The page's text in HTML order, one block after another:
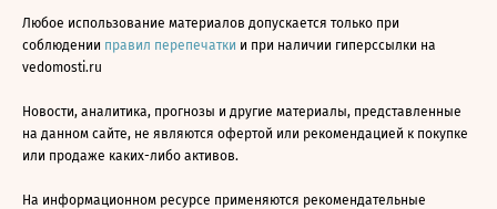
Любое использование материалов допускается только при
соблюдении правил перепечатки и при наличии гиперссылки на
vedomosti.ru
Новости, аналитика, прогнозы и другие материалы, представленные
на данном сайте, не являются офертой или рекомендацией к покупке
или продаже каких-либо активов.
На информационном ресурсе применяются рекомендательные